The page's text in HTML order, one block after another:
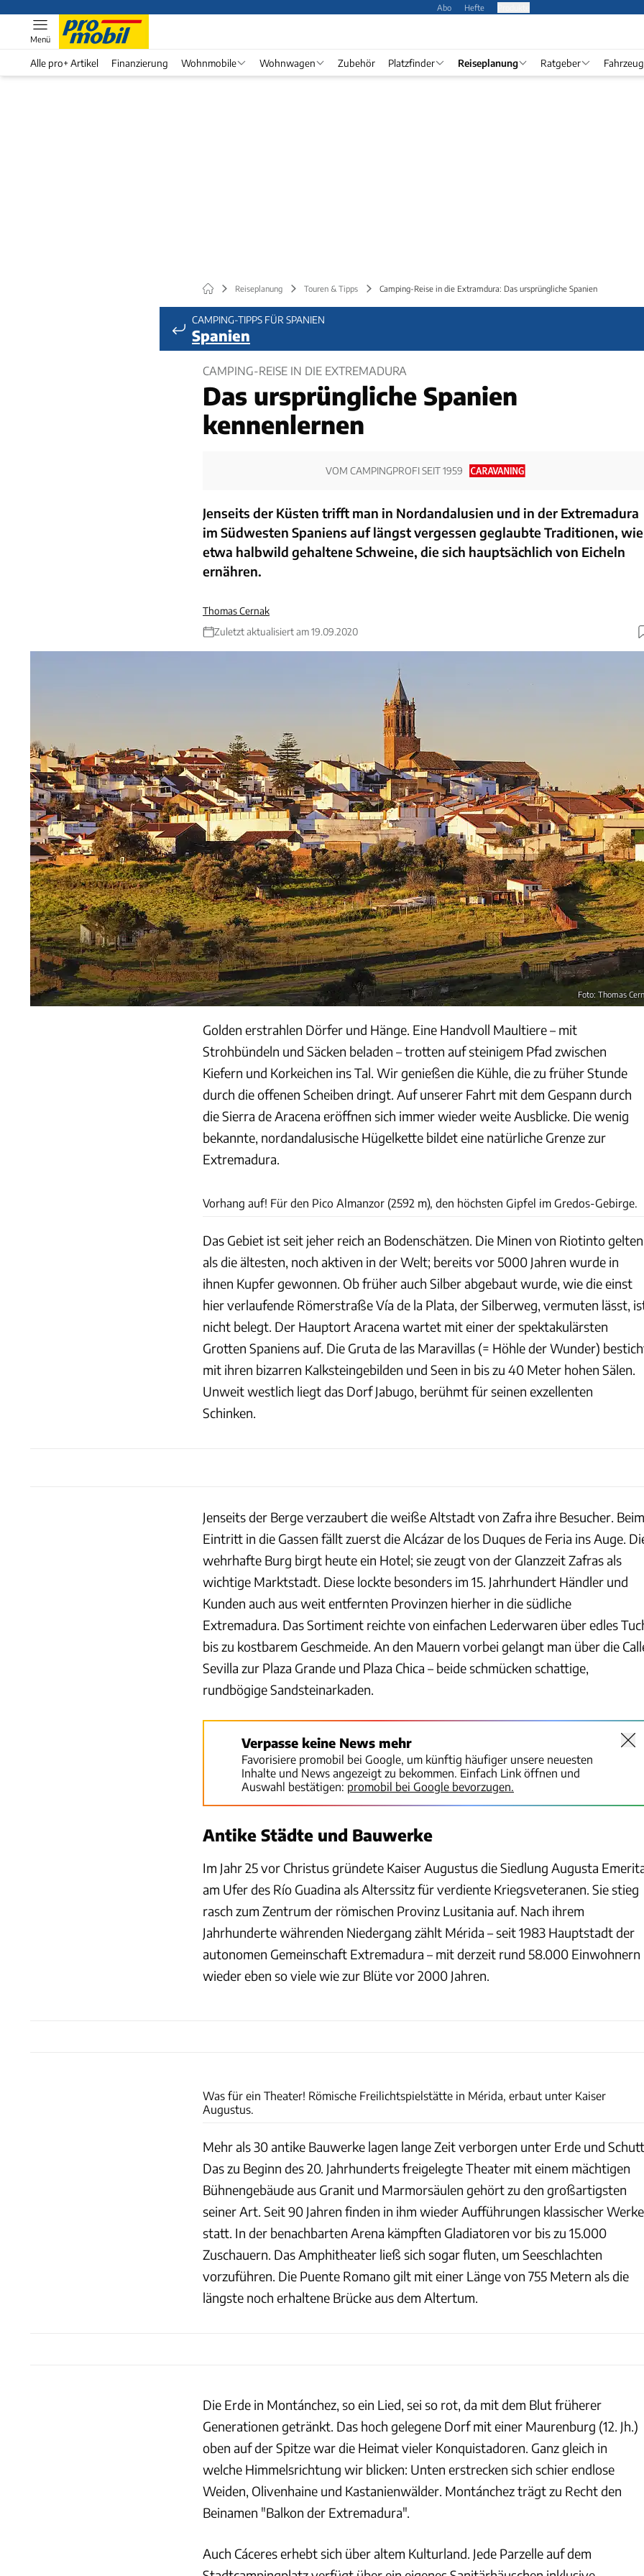
Abo Hefte
Menü
Alle pro+ Artikel Finanzierung Wohnmobile Wohnwagen Zubehör Platzfinder Reiseplanung Ratgeber
Reiseplanung Touren & Tipps Camping-Reise in die Extramdura: Das ursprüngliche Spanien
CAMPING-TIPPS FÜR SPANIEN
Spanien
CAMPING-REISE IN DIE EXTREMADURA
Das ursprüngliche Spanien
kennenlernen
VOM CAMPINGPROFI SEIT 1959
Jenseits der Küsten trifft man in Nordandalusien und in der Extremadura
im Südwesten Spaniens auf längst vergessen geglaubte Traditionen, wie
etwa halbwild gehaltene Schweine, die sich hauptsächlich von Eicheln
ernähren.
Thomas Cernak
Zuletzt aktualisiert am 19.09.2020
Foto: Thomas
Golden erstrahlen Dörfer und Hänge. Eine Handvoll Maultiere – mit
Strohbündeln und Säcken beladen – trotten auf steinigem Pfad zwischen
Kiefern und Korkeichen ins Tal. Wir genießen die Kühle, die zu früher Stunde
durch die offenen Scheiben dringt. Auf unserer Fahrt mit dem Gespann durch
die Sierra de Aracena eröffnen sich immer wieder weite Ausblicke. Die wenig
bekannte, nordandalusische Hügelkette bildet eine natürliche Grenze zur
Extremadura.
Vorhang auf! Für den Pico Almanzor (2592 m), den höchsten Gipfel im Gredos-Gebirge.
Das Gebiet ist seit jeher reich an Bodenschätzen. Die Minen von Riotinto gelten
als die ältesten, noch aktiven in der Welt; bereits vor 5000 Jahren wurde in
ihnen Kupfer gewonnen. Ob früher auch Silber abgebaut wurde, wie die einst
hier verlaufende Römerstraße Vía de la Plata, der Silberweg, vermuten lässt,
nicht belegt. Der Hauptort Aracena wartet mit einer der spektakulärsten
Grotten Spaniens auf. Die Gruta de las Maravillas (= Höhle der Wunder)
mit ihren bizarren Kalksteingebilden und Seen in bis zu 40 Meter hohen Sälen.
Unweit westlich liegt das Dorf Jabugo, berühmt für seinen exzellenten
Schinken.
Jenseits der Berge verzaubert die weiße Altstadt von Zafra ihre Besucher. Beim
Eintritt in die Gassen fällt zuerst die Alcázar de los Duques de Feria ins Auge.
wehrhafte Burg birgt heute ein Hotel; sie zeugt von der Glanzzeit Zafras als
wichtige Marktstadt. Diese lockte besonders im 15. Jahrhundert Händler und
Kunden auch aus weit entfernten Provinzen hierher in die südliche
Extremadura. Das Sortiment reichte von einfachen Lederwaren über edles
bis zu kostbarem Geschmeide. An den Mauern vorbei gelangt man über die
Sevilla zur Plaza Grande und Plaza Chica – beide schmücken schattige,
rundbögige Sandsteinarkaden.
Verpasse keine News mehr
Favorisiere promobil bei Google, um künftig häufiger unsere neuesten
Inhalte und News angezeigt zu bekommen. Einfach Link öffnen und
Auswahl bestätigen: promobil bei Google bevorzugen.
Antike Städte und Bauwerke
Im Jahr 25 vor Christus gründete Kaiser Augustus die Siedlung Augusta
am Ufer des Río Guadina als Alterssitz für verdiente Kriegsveteranen. Sie stieg
rasch zum Zentrum der römischen Provinz Lusitania auf. Nach ihrem
Jahrhunderte währenden Niedergang zählt Mérida – seit 1983 Hauptstadt der
autonomen Gemeinschaft Extremadura – mit derzeit rund 58.000 Einwohnern
wieder eben so viele wie zur Blüte vor 2000 Jahren.
Was für ein Theater! Römische Freilichtspielstätte in Mérida, erbaut unter Kaiser
Augustus.
Mehr als 30 antike Bauwerke lagen lange Zeit verborgen unter Erde und Schutt.
Das zu Beginn des 20. Jahrhunderts freigelegte Theater mit einem mächtigen
Bühnengebäude aus Granit und Marmorsäulen gehört zu den großartigsten
seiner Art. Seit 90 Jahren finden in ihm wieder Aufführungen klassischer Werke
statt. In der benachbarten Arena kämpften Gladiatoren vor bis zu 15.000
Zuschauern. Das Amphitheater ließ sich sogar fluten, um Seeschlachten
vorzuführen. Die Puente Romano gilt mit einer Länge von 755 Metern als die
längste noch erhaltene Brücke aus dem Altertum.
Die Erde in Montánchez, so ein Lied, sei so rot, da mit dem Blut früherer
Generationen getränkt. Das hoch gelegene Dorf mit einer Maurenburg (12. Jh.)
oben auf der Spitze war die Heimat vieler Konquistadoren. Ganz gleich in
welche Himmelsrichtung wir blicken: Unten erstrecken sich schier endlose
Weiden, Olivenhaine und Kastanienwälder. Montánchez trägt zu Recht den
Beinamen "Balkon der Extremadura".
Auch Cáceres erhebt sich über altem Kulturland. Jede Parzelle auf dem